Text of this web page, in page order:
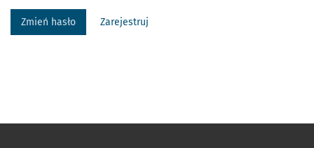
Zmień hasło Zarejestruj